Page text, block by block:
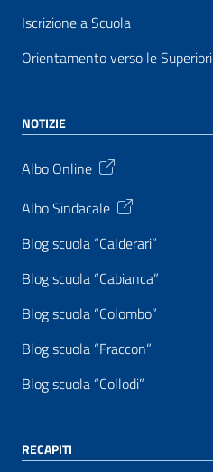
Iscrizione a Scuola
Orientamento verso le Superiori
NOTIZIE
Albo Online
Albo Sindacale
Blog scuola “Calderari”
Blog scuola “Cabianca”
Blog scuola “Colombo”
Blog scuola “Fraccon”
Blog scuola “Collodi”
RECAPITI